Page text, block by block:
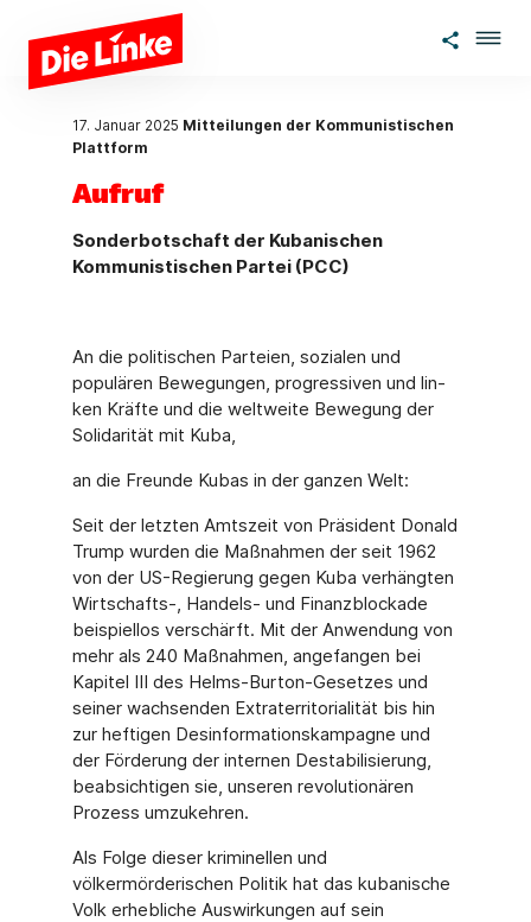
Zum Hauptinhalt springen
17. Januar 2025 Mitteilungen der Kommunistischen
Plattform
Aufruf
Sonderbotschaft der Kubanischen
Kommunistischen Partei (PCC)
An die politischen Parteien, sozialen und
populären Bewegungen, progressiven und lin­
ken Kräfte und die weltweite Bewegung der
Solidarität mit Kuba,
an die Freunde Kubas in der ganzen Welt:
Seit der letzten Amtszeit von Präsident Donald
Trump wurden die Maßnahmen der seit 1962
von der US-Regierung gegen Kuba verhängten
Wirtschafts-, Handels- und Finanz­blockade
beispiellos verschärft. Mit der Anwendung von
mehr als 240 Maßnahmen, an­gefangen bei
Kapitel III des Helms-Burton-Gesetzes und
seiner wachsenden Extraterri­torialität bis hin
zur heftigen Desinformationskampagne und
der Förderung der internen Destabilisierung,
beabsichtigen sie, unseren revolutionären
Prozess umzukehren.
Als Folge dieser kriminellen und
völkermörderischen Politik hat das kubanische
Volk erhebliche Auswirkungen auf sein